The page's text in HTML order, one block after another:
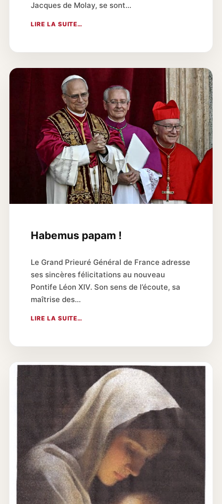
Jacques de Molay, se sont…
LIRE LA SUITE…
Habemus papam !
Le Grand Prieuré Général de France adresse
ses sincères félicitations au nouveau
Pontife Léon XIV. Son sens de l’écoute, sa
maîtrise des…
LIRE LA SUITE…